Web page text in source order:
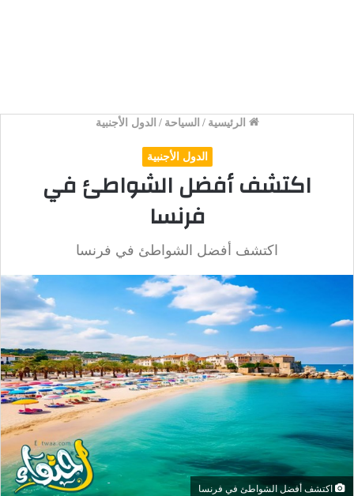
الرئيسية / السياحة / الدول الأجنبية
الدول الأجنبية
اكتشف أفضل الشواطئ في
فرنسا
اكتشف أفضل الشواطئ في فرنسا
اكتشف أفضل الشواطئ في فرنسا